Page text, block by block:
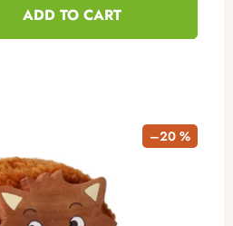
ADD TO CART
–20 %